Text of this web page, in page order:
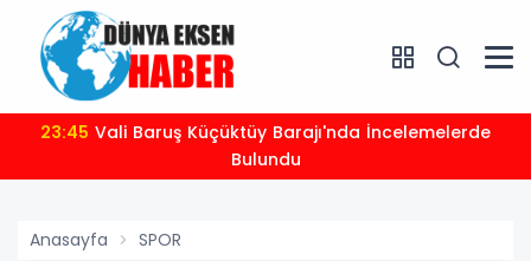
23:45
Bulundu
Anasayfa SPOR